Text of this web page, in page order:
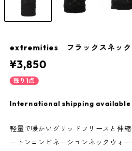
extremities フラックスネック
¥3,850
残り1点
International shipping available
軽量で暖かいグリッドフリースと伸
ートンコンビネーションネックウォ